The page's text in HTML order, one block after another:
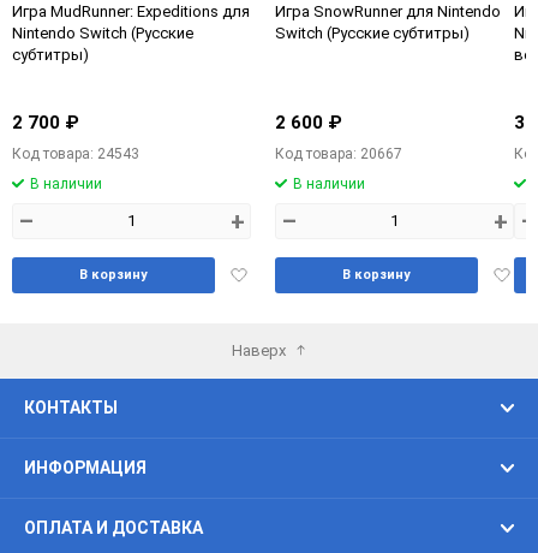
Игра MudRunner: Expeditions для
Nintendo Switch (Русские
субтитры)
2 700 ₽
Код товара: 24543
В наличии
– +
Добавить
В корзину
Игра SnowRunner для Nintendo
Switch (Русские субтитры)
2 600 ₽
Код товара: 20667
В наличии
– +
В корзину
3
–
Наверх
КОНТАКТЫ
ИНФОРМАЦИЯ
ОПЛАТА И ДОСТАВКА